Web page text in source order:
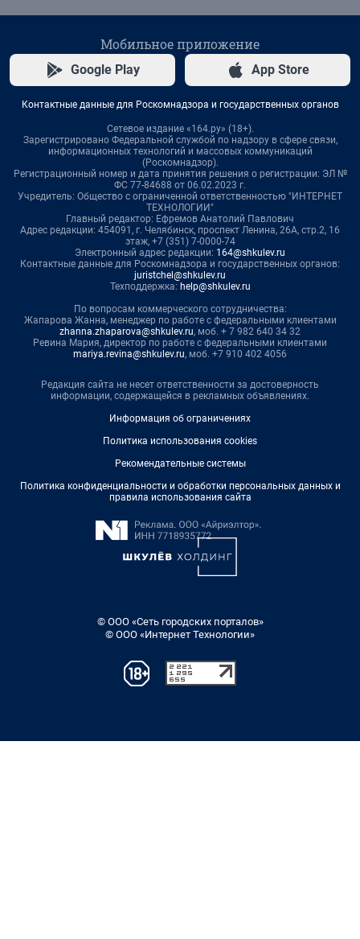
Мобильное приложение
Google Play App Store
Контактные данные для Роскомнадзора и государственных органов
Сетевое издание «164.ру» (18+).
Зарегистрировано Федеральной службой по надзору в сфере связи,
информационных технологий и массовых коммуникаций
(Роскомнадзор).
Регистрационный номер и дата принятия решения о регистрации: ЭЛ №
ФС 77-84688 от 06.02.2023 г.
Учредитель: Общество с ограниченной ответственностью "ИНТЕРНЕТ
ТЕХНОЛОГИИ"
Главный редактор: Ефремов Анатолий Павлович
Адрес редакции: 454091, г. Челябинск, проспект Ленина, 26А, стр.2, 16
этаж, +7 (351) 7-0000-74
Электронный адрес редакции: 164@shkulev.ru
Контактные данные для Роскомнадзора и государственных органов:
juristchel@shkulev.ru
Техподдержка: help@shkulev.ru
По вопросам коммерческого сотрудничества:
Жапарова Жанна, менеджер по работе с федеральными клиентами
zhanna.zhaparova@shkulev.ru, моб. + 7 982 640 34 32
Ревина Мария, директор по работе с федеральными клиентами
mariya.revina@shkulev.ru, моб. +7 910 402 4056
Редакция сайта не несет ответственности за достоверность
информации, содержащейся в рекламных объявлениях.
Информация об ограничениях
Политика использования cookies
Рекомендательные системы
Политика конфиденциальности и обработки персональных данных и
правила использования сайта
© ООО «Сеть городских порталов»
© ООО «Интернет Технологии»